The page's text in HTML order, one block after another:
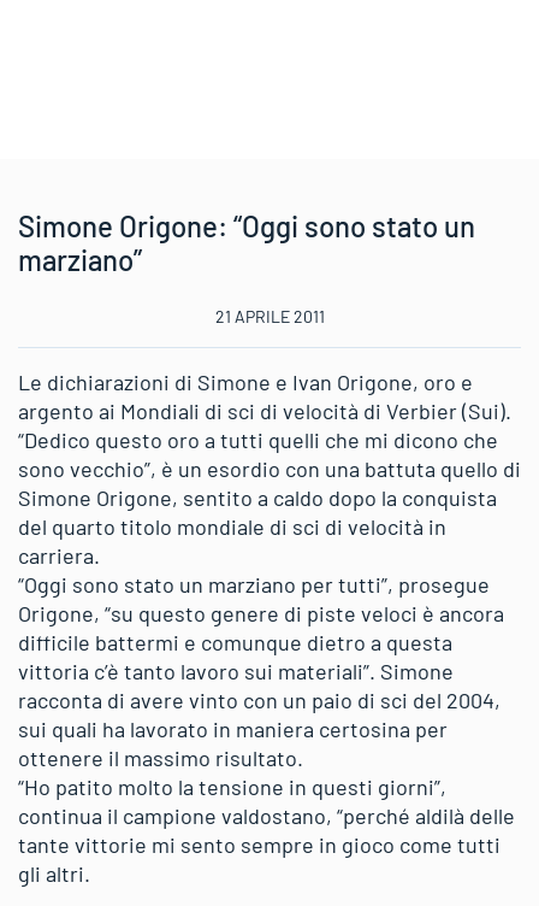
Simone Origone: “Oggi sono stato un
marziano”
21 APRILE 2011
Le dichiarazioni di Simone e Ivan Origone, oro e
argento ai Mondiali di sci di velocità di Verbier (Sui).
“Dedico questo oro a tutti quelli che mi dicono che
sono vecchio”, è un esordio con una battuta quello di
Simone Origone, sentito a caldo dopo la conquista
del quarto titolo mondiale di sci di velocità in
carriera.
“Oggi sono stato un marziano per tutti”, prosegue
Origone, “su questo genere di piste veloci è ancora
difficile battermi e comunque dietro a questa
vittoria c’è tanto lavoro sui materiali”. Simone
racconta di avere vinto con un paio di sci del 2004,
sui quali ha lavorato in maniera certosina per
ottenere il massimo risultato.
“Ho patito molto la tensione in questi giorni”,
continua il campione valdostano, “perché aldilà delle
tante vittorie mi sento sempre in gioco come tutti
gli altri.